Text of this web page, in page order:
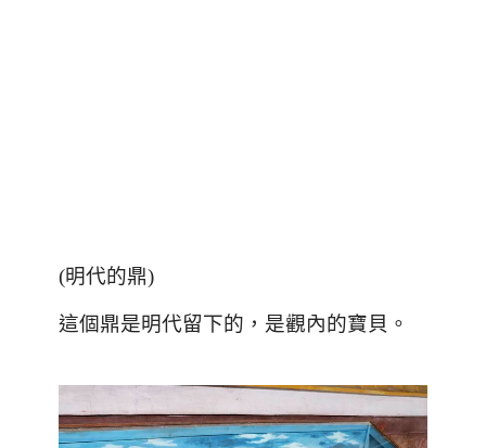
(明代的鼎)
這個鼎是明代留下的，是觀內的寶貝。